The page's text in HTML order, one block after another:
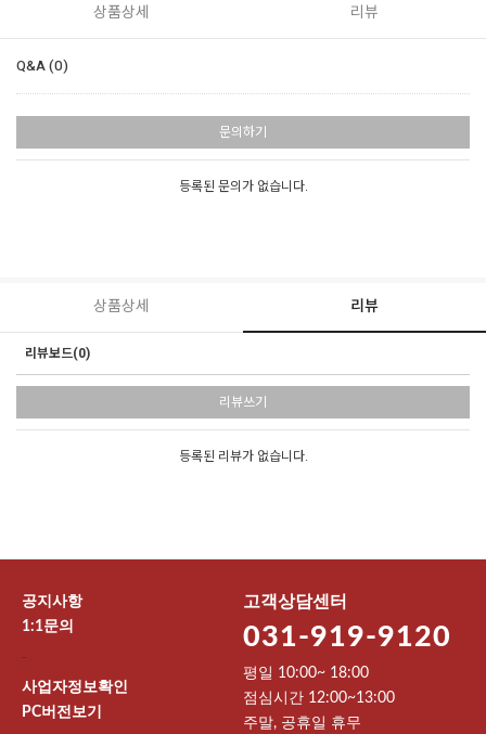
상품상세 리뷰
Q&A (0)
문의하기
등록된 문의가 없습니다.
상품상세 리뷰
리뷰보드(0)
리뷰쓰기
등록된 리뷰가 없습니다.
공지사항
1:1문의
-
사업자정보확인
PC버전보기
고객상담센터
031-919-9120
평일 10:00~ 18:00
점심시간 12:00~13:00
주말, 공휴일 휴무